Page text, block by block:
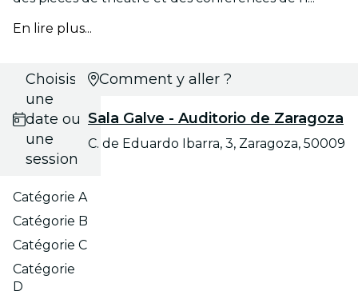
En lire plus...
Choisis
une
date ou
une
session
Catégorie A
Catégorie B
Catégorie C
Catégorie
D
Comment y aller ?
Sala Galve - Auditorio de Zaragoza
C. de Eduardo Ibarra, 3, Zaragoza, 50009